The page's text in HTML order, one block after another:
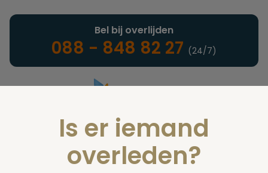
Landelijke uitvaartonderneming
Bel bij overlijden
088 - 848 82 27 (24/7)
Is er iemand
overleden?